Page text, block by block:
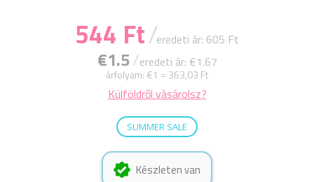
544 Ft/eredeti ár: 605 Ft
€1.5/eredeti ár: €1.67
árfolyam: €1 = 363,03 Ft
Külföldről vásárolsz?
SUMMER SALE
Készleten van